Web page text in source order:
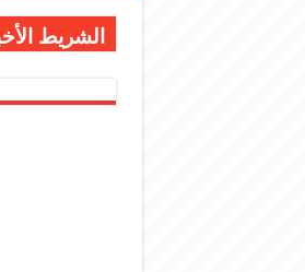
الشريط